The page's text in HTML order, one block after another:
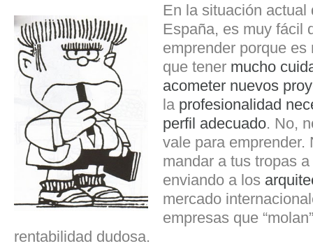
En la situación actual
España, es muy fácil
emprender porque
que tener mucho
acometer nuevos
la profesionalidad
perfil adecuado. No,
vale para emprender.
mandar a tus tropas
enviando a los
mercado
empresas que
rentabilidad dudosa.